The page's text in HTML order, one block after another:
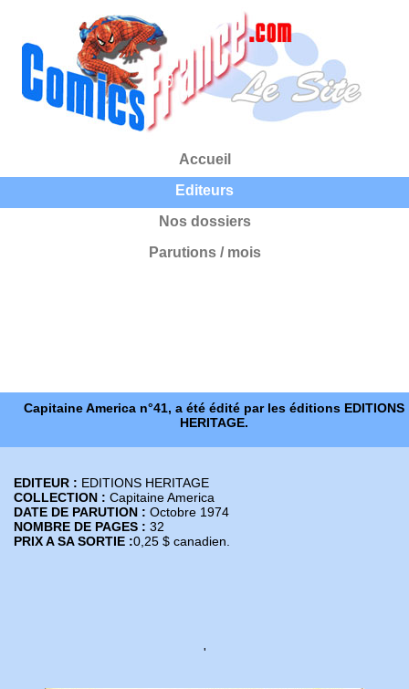
Accueil
Editeurs
Nos dossiers
Parutions / mois
Capitaine America n°41, a été édité par les éditions EDITIONS
HERITAGE.
EDITEUR : EDITIONS HERITAGE
COLLECTION : Capitaine America
DATE DE PARUTION : Octobre 1974
NOMBRE DE PAGES : 32
PRIX A SA SORTIE :0,25 $ canadien.
'